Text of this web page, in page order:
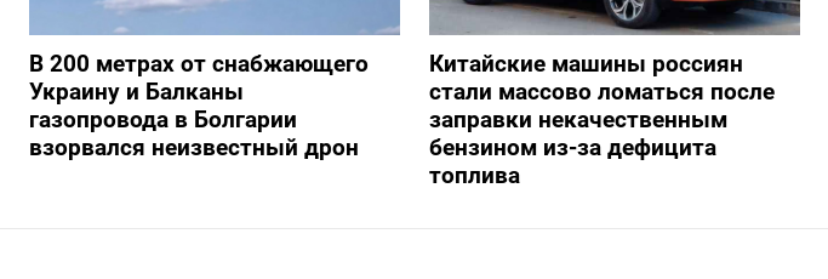
В 200 метрах от снабжающего
Украину и Балканы
газопровода в Болгарии
взорвался неизвестный дрон
Китайские машины россиян
стали массово ломаться после
заправки некачественным
бензином из-за дефицита
топлива